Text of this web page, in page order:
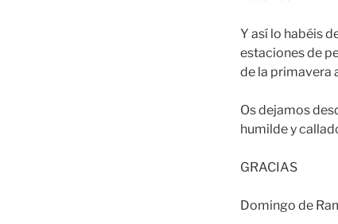
Y así lo habéis
estaciones de
de la primavera
Os dejamos
humilde y
GRACIAS
Domingo de